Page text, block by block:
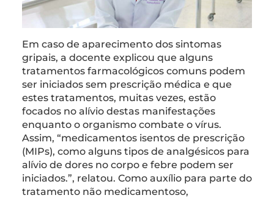
Em caso de aparecimento dos sintomas
gripais, a docente explicou que alguns
tratamentos farmacológicos comuns podem
ser iniciados sem prescrição médica e que
estes tratamentos, muitas vezes, estão
focados no alívio destas manifestações
enquanto o organismo combate o vírus.
Assim, “medicamentos isentos de prescrição
(MIPs), como alguns tipos de analgésicos para
alívio de dores no corpo e febre podem ser
iniciados.”, relatou. Como auxílio para parte do
tratamento não medicamentoso,